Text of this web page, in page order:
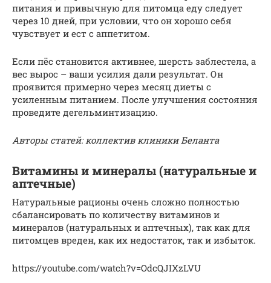
питания и привычную для питомца еду следует
через 10 дней, при условии, что он хорошо себя
чувствует и ест с аппетитом.
Если пёс становится активнее, шерсть заблестела, а
вес вырос – ваши усилия дали результат. Он
проявится примерно через месяц диеты с
усиленным питанием. После улучшения состояния
проведите дегельминтизацию.
Авторы статей: коллектив клиники Беланта
Витамины и минералы (натуральные и
аптечные)
Натуральные рационы очень сложно полностью
сбалансировать по количеству витаминов и
минералов (натуральных и аптечных), так как для
питомцев вреден, как их недостаток, так и избыток.
https://youtube.com/watch?v=OdcQJIXzLVU